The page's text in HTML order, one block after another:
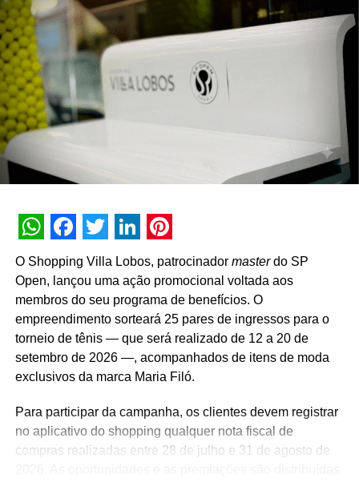
novos consumidores. Nosso objetivo é transformar a
experimentação em preferência e construir relações de
longo prazo com o mercado”, pontua Daniel Salguele,
gerente da Torrefação Cooxupé.
A promoção abrange todas as linhas de produtos da
marca em todo o território nacional. Para concorrer aos
comprovantes fiscais pelo site oficial ou via WhatsApp.
distribuição de R$ 10 mil toda semana e o sorteio final de
fosse muito mais do que um incentivo de compra. Ela
precisava reforçar os atributos da marca, gerar conversa e
manter o Café Evolutto presente na rotina das pessoas. A
combinação entre mecânica simples, premiações
atrativas, comunicação integrada e a chegada do Edu
Guedes nos permite manter a marca presente na rotina
do consumidor durante todo o período da campanha”,
Cooxupé.
WhatsApp
Facebook
Twitter
LinkedIn
Pinterest
O Shopping Villa Lobos, patrocinador masterdo SP
Open, lançou uma ação promocional voltada aos
membros do seu programa de benefícios. O
empreendimento sorteará 25 pares de ingressos para o
torneio de tênis — que será realizado de 12 a 20 de
setembro de 2026 —, acompanhados de itens de moda
exclusivos da marca Maria Filó.
Para participar da campanha, os clientes devem registrar
no aplicativo do shopping qualquer nota fiscal de
compras realizadas entre 28 de julho e 31 de agosto de